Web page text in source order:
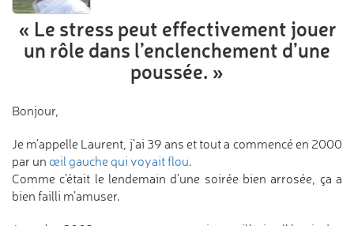
« Le stress peut effectivement jouer
un rôle dans l’enclenchement d’une
poussée. »
Bonjour,
Je m’appelle Laurent, j’ai 39 ans et tout a commencé en 2000
par un œil gauche qui voyait flou.
Comme c’était le lendemain d’une soirée bien arrosée, ça a
bien failli m’amuser.